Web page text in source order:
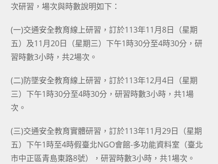
次研習，場次與時數說明如下：
(一)交通安全教育線上研習，訂於113年11月8日（星期
五）及11月20日（星期三）下午1時30分至4時30分，研
習時數3小時，共2場次。
(二)防墜安全教育線上研習，訂於113年12月4日（星期
三）下午1時30分至4時30分，研習時數3小時，共1場
次。
(三)交通安全教育實體研習，訂於113年11月29日（星期
五）下午1時至4時假臺北NGO會館-多功能資料室（臺北
市中正區青島東路8號），研習時數3小時，共1場次。